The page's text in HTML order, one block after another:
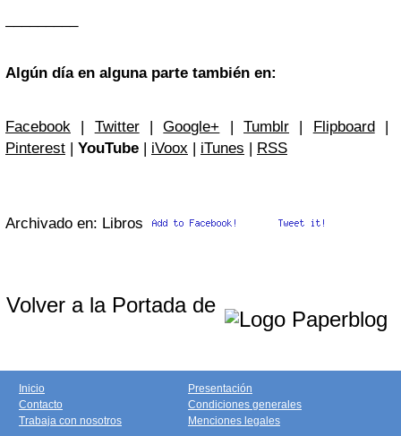
Algún día en alguna parte también en:
Facebook | Twitter|Google+ |Tumblr | Flipboard|
Pinterest | YouTube | iVoox | iTunes | RSS
Archivado en: Libros
Volver a la Portada de
Inicio
Contacto
Trabaja con nosotros
Presentación
Condiciones generales
Menciones legales